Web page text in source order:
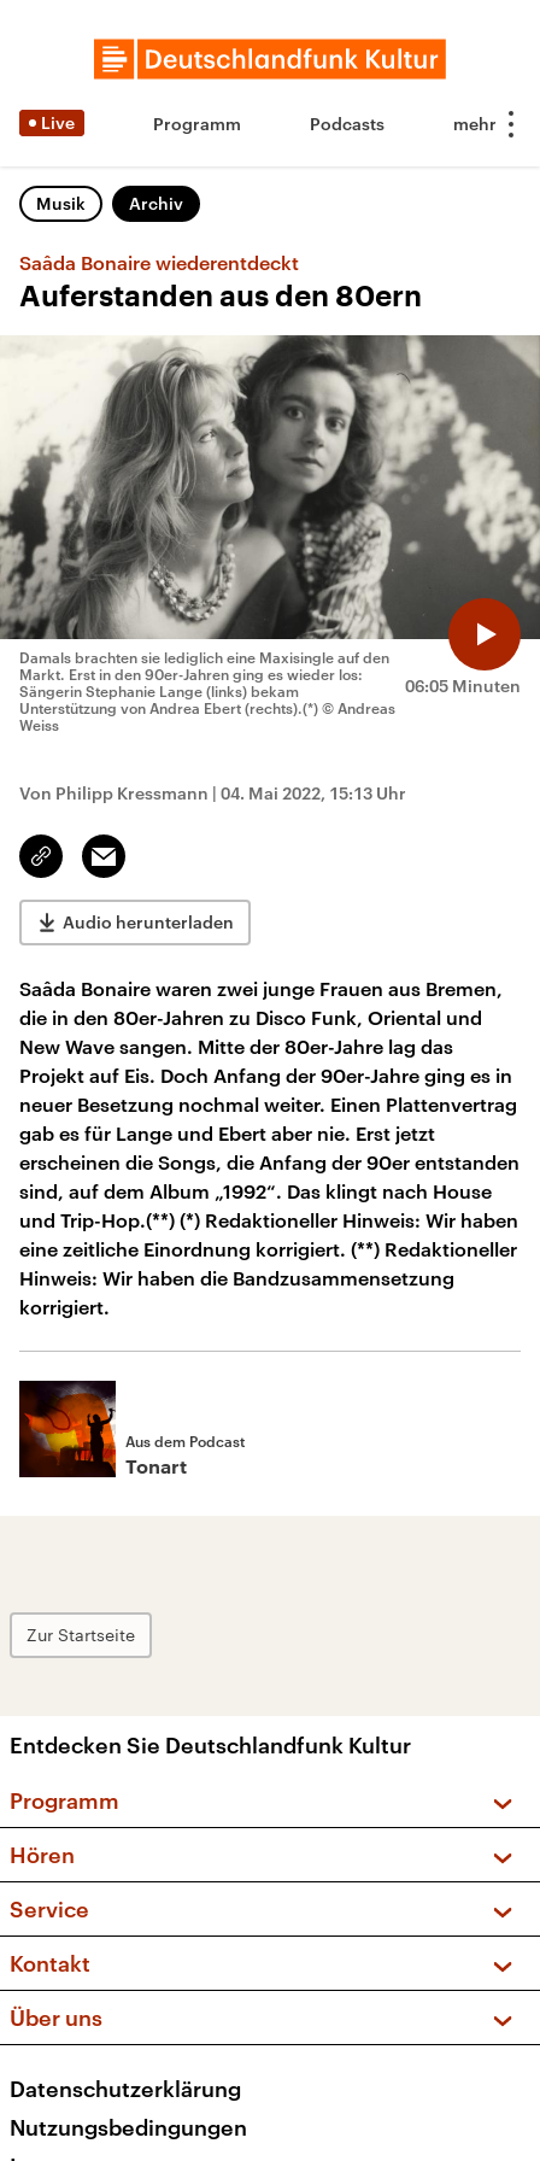
Live Programm Podcasts
Musik Archiv
Saâda Bonaire wiederentdeckt
Auferstanden aus den 80ern
06:05 Minuten
Damals brachten sie lediglich eine Maxisingle auf den
Markt. Erst in den 90er-Jahren ging es wieder los:
Sängerin Stephanie Lange (links) bekam
Unterstützung von Andrea Ebert (rechts).(*) © Andreas
Weiss
Von Philipp Kressmann | 04. Mai 2022, 15:13 Uhr
Link
kopieren/teilen
Email
Audio herunterladen
Saâda Bonaire waren zwei junge Frauen aus Bremen,
die in den 80er-Jahren zu Disco Funk, Oriental und
New Wave sangen. Mitte der 80er-Jahre lag das
Projekt auf Eis. Doch Anfang der 90er-Jahre ging es in
neuer Besetzung nochmal weiter. Einen Plattenvertrag
gab es für Lange und Ebert aber nie. Erst jetzt
erscheinen die Songs, die Anfang der 90er entstanden
sind, auf dem Album „1992“. Das klingt nach House
und Trip-Hop.(**) (*) Redaktioneller Hinweis: Wir haben
eine zeitliche Einordnung korrigiert. (**) Redaktioneller
Hinweis: Wir haben die Bandzusammensetzung
korrigiert.
Aus dem Podcast
Tonart
Zur Startseite
Entdecken Sie Deutschlandfunk Kultur
Programm
Sendungen und Podcasts
Musikliste
Kakadu – Das Kinderprogramm
Hören
Frequenzen (UKW + DAB+)
Service
FAQ
Apps
Newsletter
Veranstaltungen
Kontakt
Social Media
Über uns
Presse
Karriere
Datenschutzerklärung
Nutzungsbedingungen